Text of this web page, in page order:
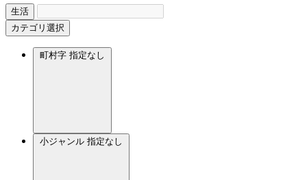
生活
カテゴリ選択
町村字 指定なし
小ジャンル 指定なし